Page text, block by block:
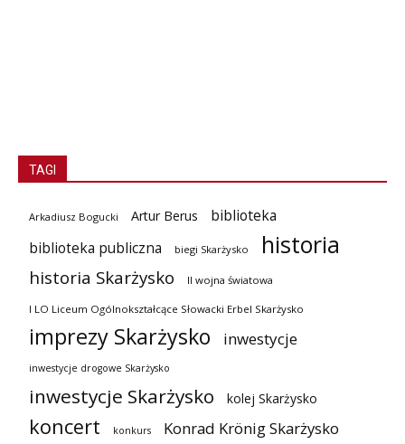
TAGI
Arkadiusz Bogucki Artur Berus
biblioteka
biblioteka publiczna
biegi Skarżysko historia
historia Skarżysko II wojna światowa
I LO Liceum Ogólnokształcące Słowacki Erbel Skarżysko
imprezy Skarżysko inwestycje
inwestycje drogowe Skarżysko
inwestycje Skarżysko kolej Skarżysko
koncert konkurs Konrad Krönig Skarżysko